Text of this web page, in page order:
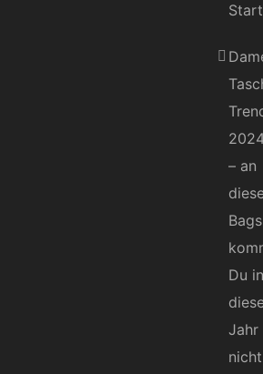
Start
– an
Bags
Du in
Jahr
nicht